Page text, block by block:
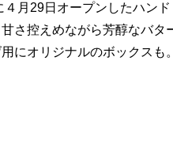
４月29日オープンしたハン
さ控えめながら芳醇なバ
にオリジナルのボックス